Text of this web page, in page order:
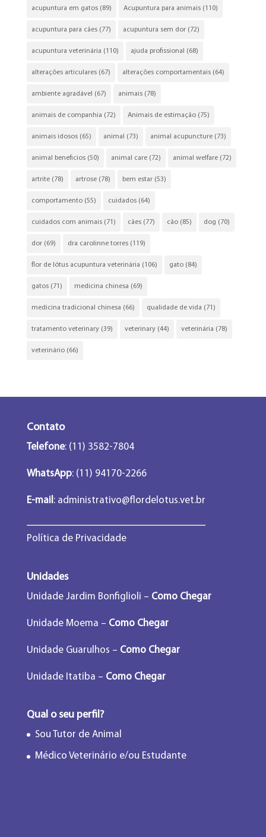
acupuntura em gatos(89) Acupuntura para animais(110)
acupuntura para cães(77) acupuntura sem dor(72)
acupuntura veterinária (110) ajuda profissional (68)
alterações articulares(67) alterações comportamentais(64)
ambiente agradável (67) animais(78)
animais de companhia (72) Animais de estimação(75)
animais idosos(65) animal (73) animal acupuncture(73)
animal beneficios(50) animal care(72) animal welfare(72)
artrite(78) artrose(78) bem estar(53)
comportamento(55) cuidados(64)
cuidados com animais(71) cães(77) cão(85) dog (70)
dor(69) dra carolinne torres(119)
flor de lótus acupuntura veterinária (106) gato(84)
gatos(71) medicina chinesa (69)
medicina tradicional chinesa (66) qualidade de vida (71)
tratamento veterinary(39) veterinary(44) veterinária (78)
veterinário(66)
Contato
Telefone: (11) 3582-7804
WhatsApp: (11) 94170-2266
E-mail:administrativo@flordelotus.vet.br
Política de Privacidade
Unidades
Unidade Jardim Bonfiglioli – Como Chegar
Unidade Moema – Como Chegar
Unidade Guarulhos – Como Chegar
Unidade Itatiba – Como Chegar
Qual o seu perfil?
Sou Tutor de Animal
Médico Veterinário e/ou Estudante